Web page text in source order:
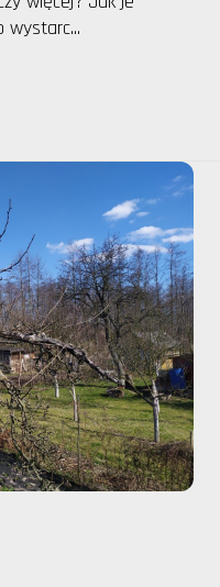
wystarc...